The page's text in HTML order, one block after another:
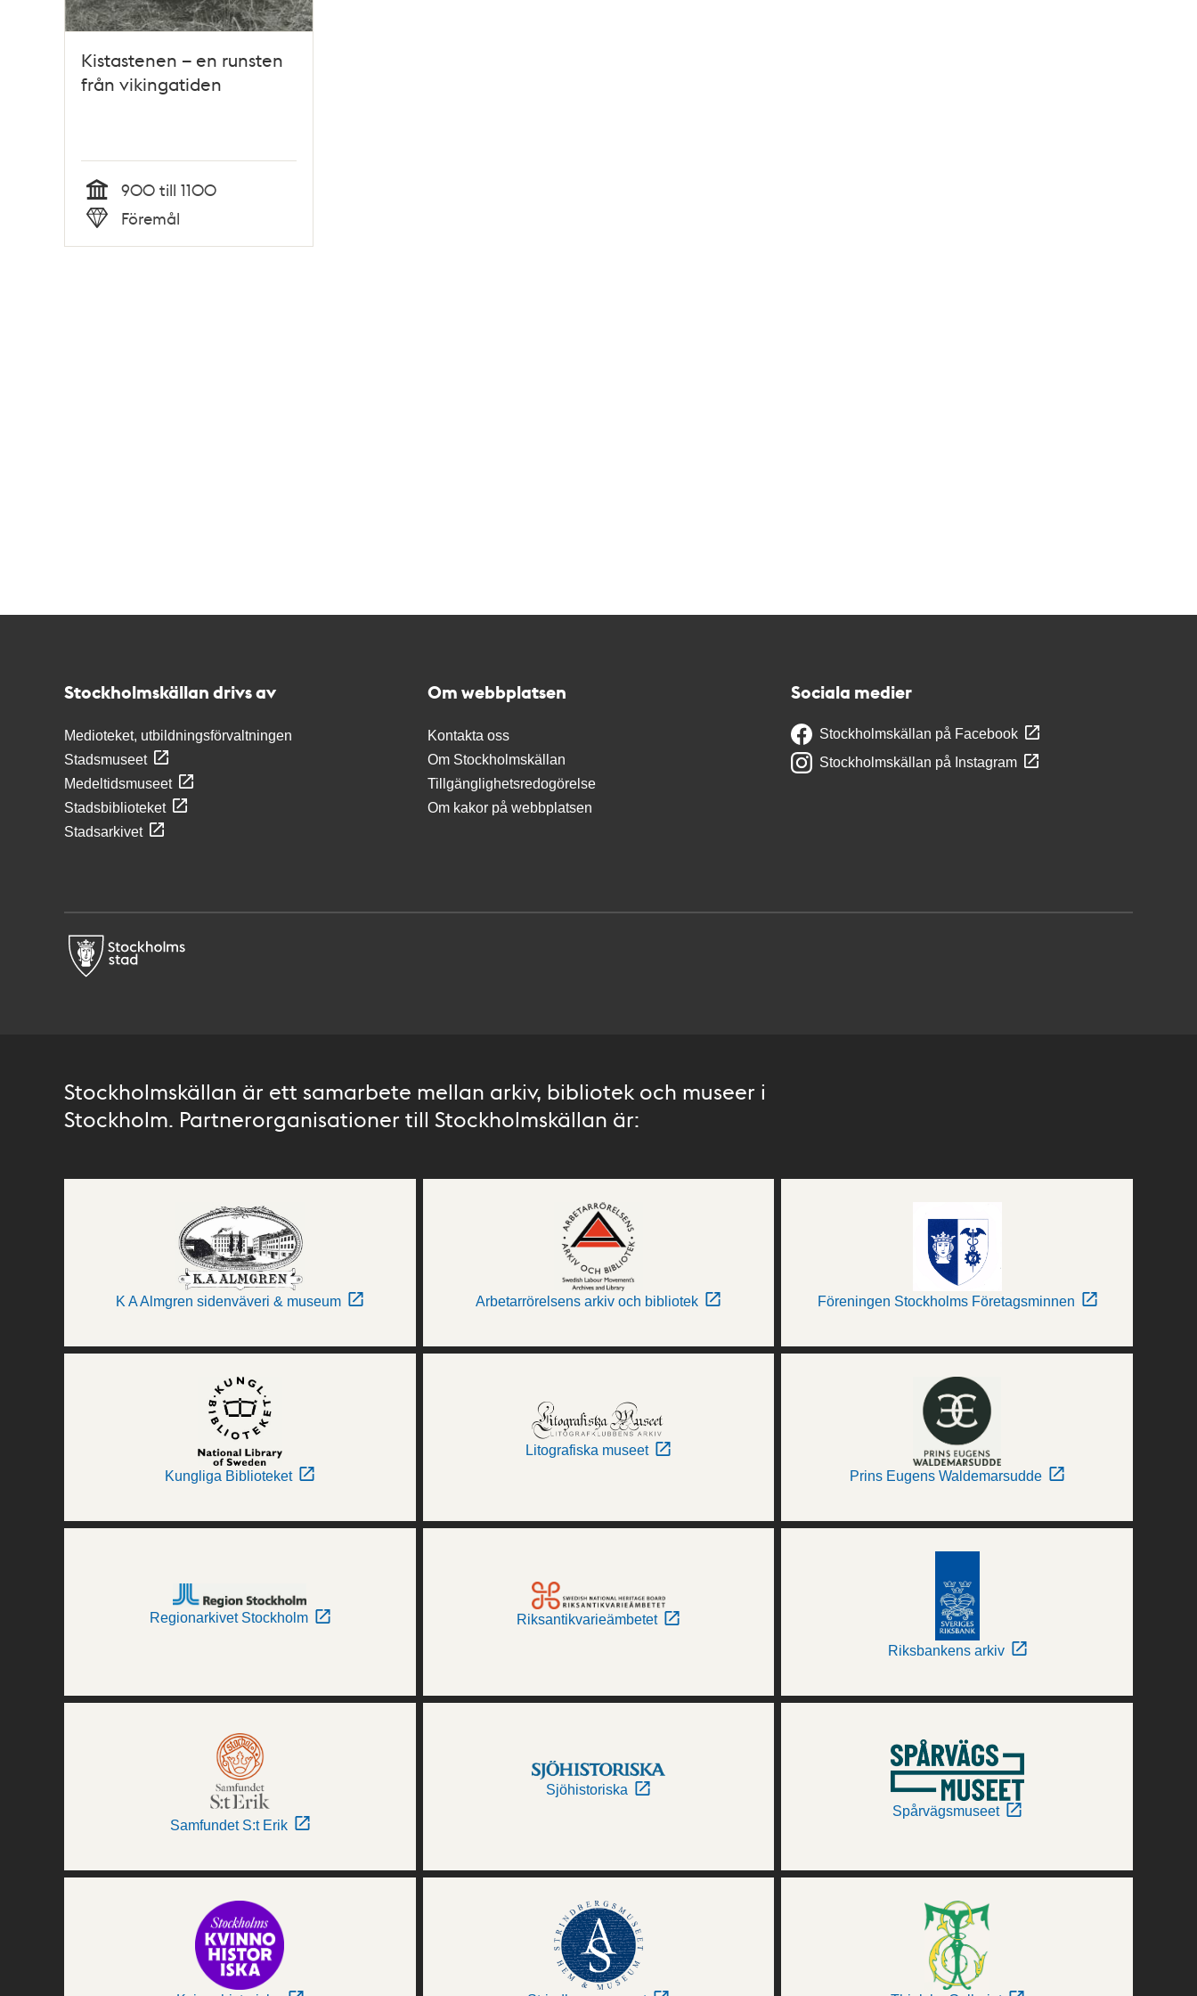
Kistastenen – en runsten
från vikingatiden
Tid
900 till 1100
Typ
Föremål
Stockholmskällan drivs av
Medioteket, utbildningsförvaltningen
Stadsmuseet
Medeltidsmuseet
Stadsbiblioteket
Stadsarkivet
Om webbplatsen
Kontakta oss
Om Stockholmskällan
Tillgänglighetsredogörelse
Om kakor på webbplatsen
Sociala medier
Stockholmskällan på Facebook
Stockholmskällan på Instagram
Stockholmskällan är ett samarbete mellan arkiv, bibliotek och museer i
Stockholm. Partnerorganisationer till Stockholmskällan är:
K A Almgren sidenväveri & museum Arbetarrörelsens arkiv och bibliotek Föreningen Stockholms Företagsminnen
Kungliga Biblioteket
Litografiska museet
Prins Eugens Waldemarsudde
Regionarkivet Stockholm Riksantikvarieämbetet
Riksbankens arkiv
Samfundet S:t Erik
Sjöhistoriska
Spårvägsmuseet